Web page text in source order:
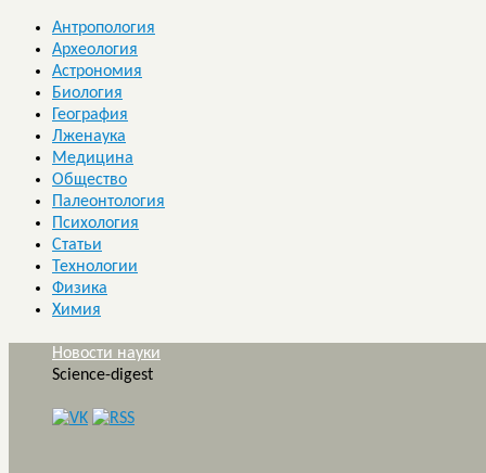
Антропология
Археология
Астрономия
Биология
География
Лженаука
Медицина
Общество
Палеонтология
Психология
Статьи
Технологии
Физика
Химия
Новости науки
Science-digest